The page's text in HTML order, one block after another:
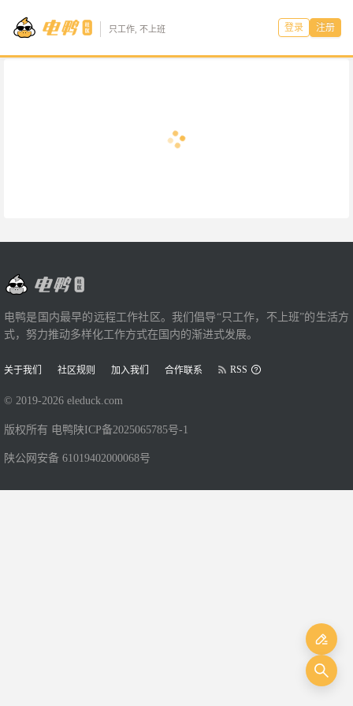
只工作, 不上班 登录 注册
电鸭是国内最早的远程工作社区。我们倡导“只工作，不上班”的生活方
式，努力推动多样化工作方式在国内的渐进式发展。
关于我们 社区规则 加入我们 合作联系 RSS
© 2019-2026 eleduck.com
版权所有 电鸭 陕ICP备2025065785号-1
陕公网安备 61019402000068号